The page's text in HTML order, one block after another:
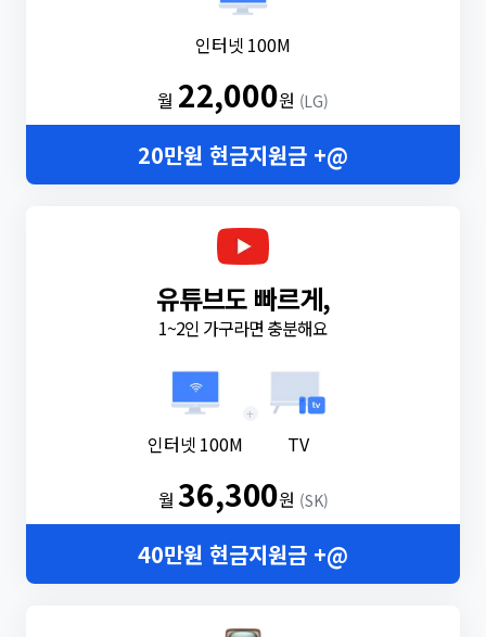
인터넷 100M
월 22,000원 (LG)
20만원 현금지원금 +@
유튜브도 빠르게,
1~2인 가구라면 충분해요
인터넷 100M
+
TV
월36,300원 (SK)
40만원 현금지원금 +@